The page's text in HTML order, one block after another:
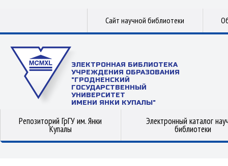
Сайт научной библиотеки
ЭЛЕКТРОННАЯ БИБЛИОТЕКА
УЧРЕЖДЕНИЯ ОБРАЗОВАНИЯ
"ГРОДНЕНСКИЙ
ГОСУДАРСТВЕННЫЙ
УНИВЕРСИТЕТ
ИМЕНИ ЯНКИ КУПАЛЫ"
Репозиторий ГрГУ им. Янки
Купалы
Электронный каталог
библиотеки